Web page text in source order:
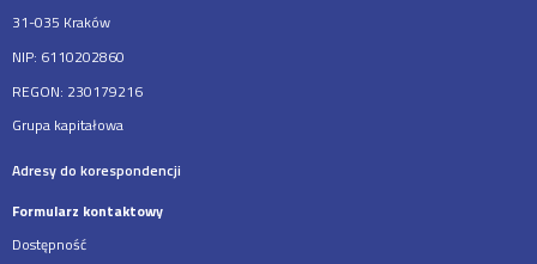
31-035 Kraków
NIP: 6110202860
REGON: 230179216
Grupa kapitałowa
Adresy do korespondencji
Formularz kontaktowy
Dostępność